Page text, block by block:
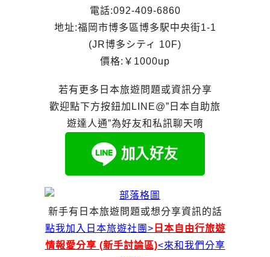
電話:092-409-6860
地址:福岡市博多區博多駅中央街1-1
(JR博多シティ 10F)
價格:￥1000up
若有更多日本旅遊問題或資訊分享
歡迎點下方按鈕加LINE@”日本自助旅
遊達人通”為好友和私訊聊天唷
新手有日本旅遊問題或想分享資訊的話
點我加入日本旅遊社團> 日本自由行旅遊
情報愛分享 (新手討論區)<來和我們分享